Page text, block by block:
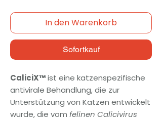
In den Warenkorb
Sofortkauf
CaliciX™ist eine katzenspezifische
antivirale Behandlung, die zur
Unterstützung von Katzen entwickelt
wurde, die vom felinen Calicivirus